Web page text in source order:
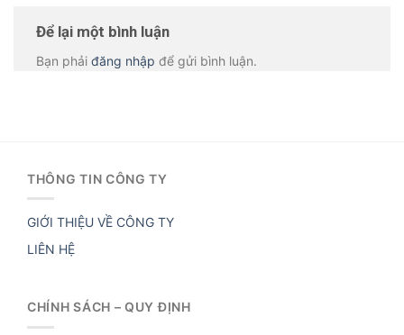
Để lại một bình luận
Bạn phải đăng nhập để gửi bình luận.
THÔNG TIN CÔNG TY
GIỚI THIỆU VỀ CÔNG TY
LIÊN HỆ
CHÍNH SÁCH – QUY ĐỊNH